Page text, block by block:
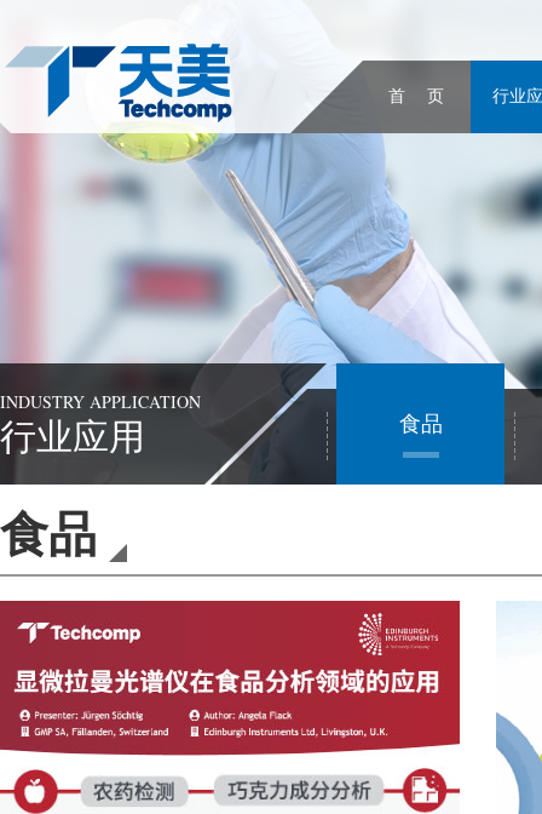
首 页 行业
INDUSTRY APPLICATION
行业应用 食品
食品